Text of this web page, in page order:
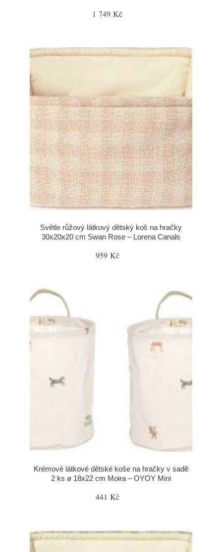
1 749 Kč
Světle růžový látkový dětský koš na hračky
30x20x20 cm Swan Rose – Lorena Canals
959 Kč
Krémové látkové dětské koše na hračky v sadě
2 ks ø 18x22 cm Moira – OYOY Mini
441 Kč